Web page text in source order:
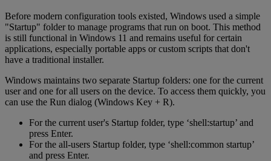
Before modern configuration tools existed, Windows used a simple
"Startup" folder to manage programs that run on boot. This method
is still functional in Windows 11 and remains useful for certain
applications, especially portable apps or custom scripts that don't
have a traditional installer.
Windows maintains two separate Startup folders: one for the current
user and one for all users on the device. To access them quickly, you
can use the Run dialog (Windows Key + R).
For the current user's Startup folder, type ‘shell:startup’ and
press Enter.
For the all-users Startup folder, type ‘shell:common startup’
and press Enter.